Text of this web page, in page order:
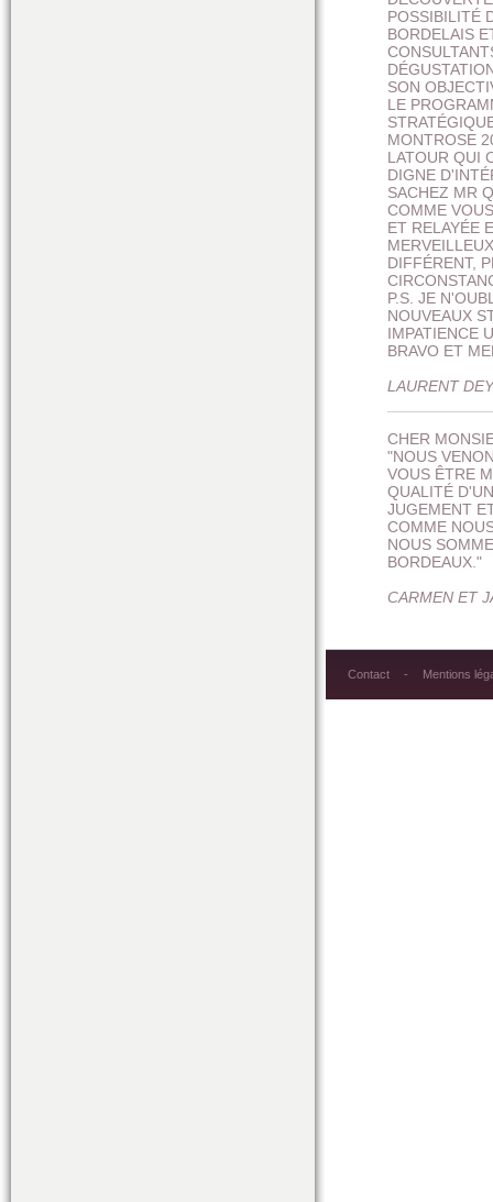
POSSIBILITÉ
BORDELAIS
SON
LE
MONTROSE
LATOUR QUI
DIGNE
SACHEZ MR
COMME
ET RELAYÉE
DIFFÉRENT,
P.S. JE
NOUVEAUX
IMPATIENCE
BRAVO ET
LAURENT
CHER
"NOUS
VOUS ÊTRE
QUALITÉ
JUGEMENT
COMME
NOUS
BORDEAUX."
CARMEN ET
Contact Mentions